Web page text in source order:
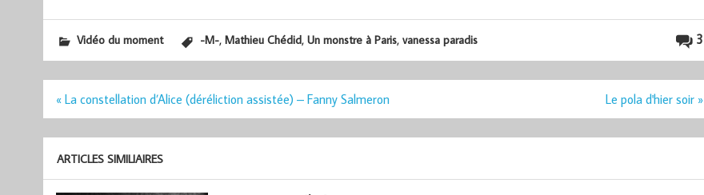
3
Vidéo du moment -M-, Mathieu Chédid, Un monstre à Paris, vanessa paradis
Navigation
« La constellation d’Alice (déréliction assistée) – Fanny Salmeron Le pola d'hier soir »
ARTICLES SIMILIAIRES